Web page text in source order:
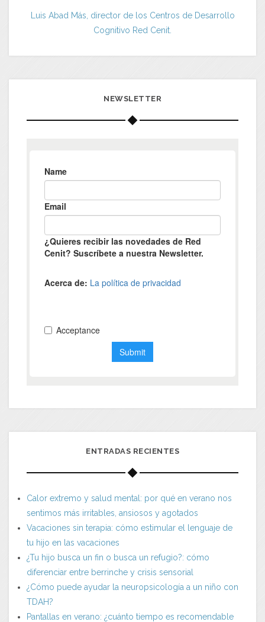
Luis Abad Más, director de los Centros de Desarrollo
Cognitivo Red Cenit.
NEWSLETTER
ENTRADAS RECIENTES
Calor extremo y salud mental: por qué en verano nos
sentimos más irritables, ansiosos y agotados
Vacaciones sin terapia: cómo estimular el lenguaje de
tu hijo en las vacaciones
¿Tu hijo busca un fin o busca un refugio?: cómo
diferenciar entre berrinche y crisis sensorial
¿Cómo puede ayudar la neuropsicología a un niño con
TDAH?
Pantallas en verano: ¿cuánto tiempo es recomendable